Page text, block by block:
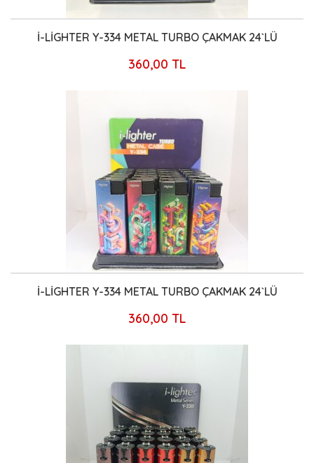
İ-LİGHTER Y-334 METAL TURBO ÇAKMAK 24`LÜ
360,00 TL
İ-LİGHTER Y-334 METAL TURBO ÇAKMAK 24`LÜ
360,00 TL